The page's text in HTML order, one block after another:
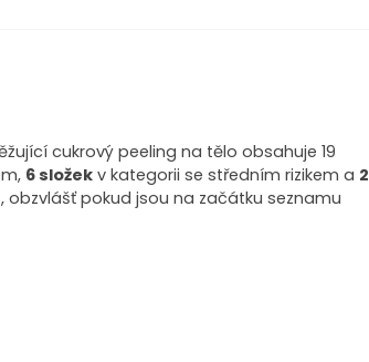
cukrový peeling na tělo obsahuje 19
6 složek v kategorii se středním rizikem a 2
pokud jsou na začátku seznamu